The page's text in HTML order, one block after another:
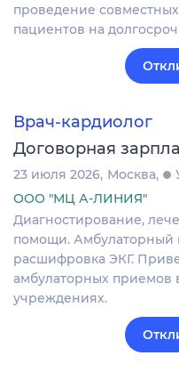
проведение
пациентов на
Врач-кардиолог
Договорная
23 июля 2026 Москва
ООО "МЦ А-ЛИНИЯ"
Диагностирование,
помощи. Амбулаторный
расшифровка ЭКГ.
амбулаторных приемов
учреждениях.